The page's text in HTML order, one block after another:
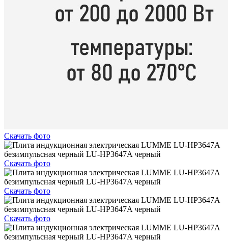
Скачать фото
Скачать фото
Скачать фото
Скачать фото